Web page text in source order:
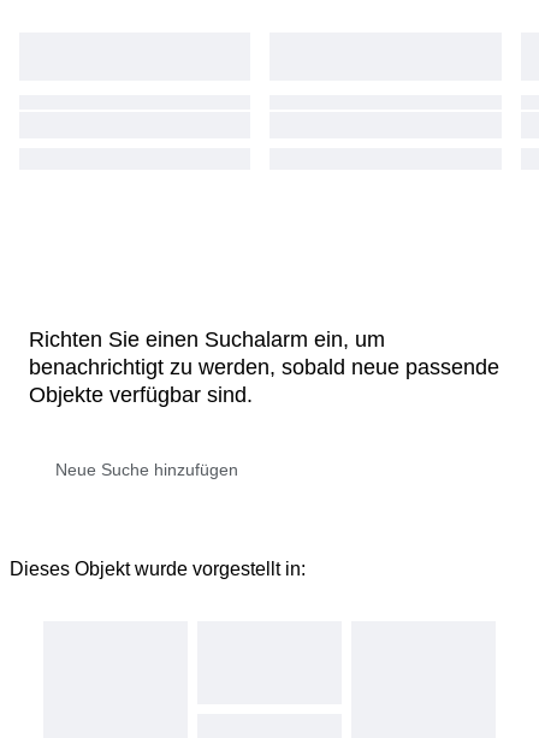
Richten Sie einen Suchalarm ein, um
benachrichtigt zu werden, sobald neue passende
Objekte verfügbar sind.
Dieses Objekt wurde vorgestellt in: